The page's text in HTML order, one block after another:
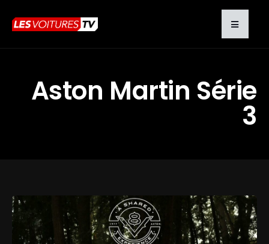
Aston Martin Série
3